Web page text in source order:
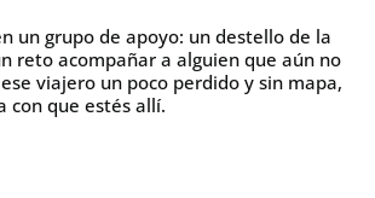
un grupo de apoyo: un destello de la
reto acompañar a alguien que aún no
viajero un poco perdido y sin mapa,
con que estés allí.